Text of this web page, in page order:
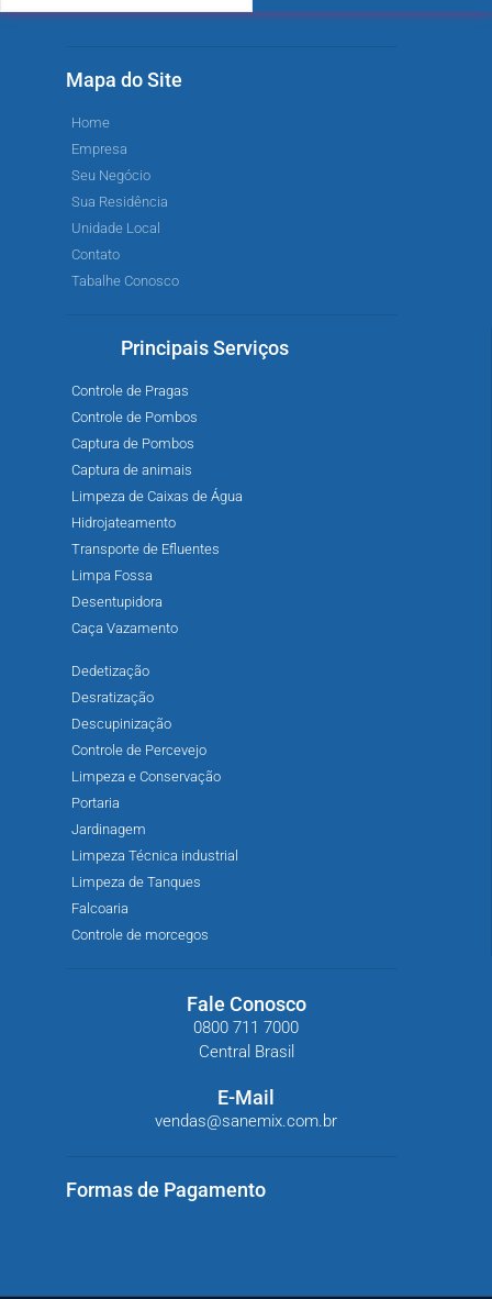
Mapa do Site
Home
Empresa
Seu Negócio
Sua Residência
Unidade Local
Contato
Tabalhe Conosco
Principais Serviços
Controle de Pragas
Controle de Pombos
Captura de Pombos
Captura de animais
Limpeza de Caixas de Água
Hidrojateamento
Transporte de Efluentes
Limpa Fossa
Desentupidora
Caça Vazamento
Dedetização
Desratização
Descupinização
Controle de Percevejo
Limpeza e Conservação
Portaria
Jardinagem
Limpeza Técnica industrial
Limpeza de Tanques
Falcoaria
Controle de morcegos
Fale Conosco
0800 711 7000
Central Brasil
E-Mail
vendas@sanemix.com.br
Formas de Pagamento